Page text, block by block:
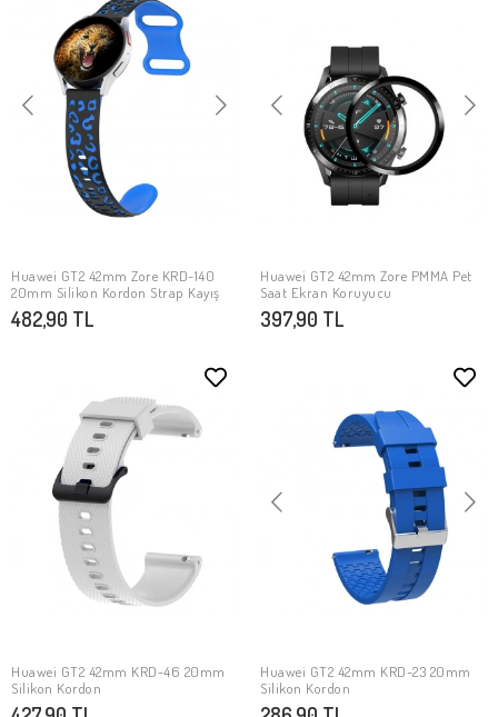
SEPETE EKLE
Huawei GT2 42mm Zore KRD-140
20mm Silikon Kordon Strap Kayış
482,90 TL
SEPETE EKLE
Huawei GT2 42mm Zore PMMA Pet
Saat Ekran Koruyucu
397,90 TL
SEPETE EKLE
Huawei GT2 42mm KRD-46 20mm
Silikon Kordon
SEPETE EKLE
Huawei GT2 42mm KRD-23 20mm
Silikon Kordon